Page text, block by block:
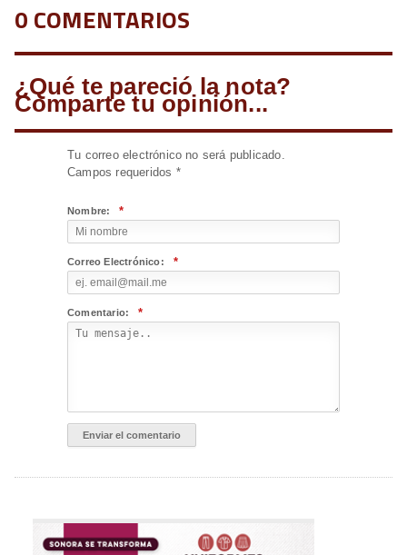
0 COMENTARIOS
¿Qué te pareció la nota?
Comparte tu opinión...
Tu correo electrónico no será publicado.
Campos requeridos *
Nombre: *
Correo Electrónico: *
Comentario: *